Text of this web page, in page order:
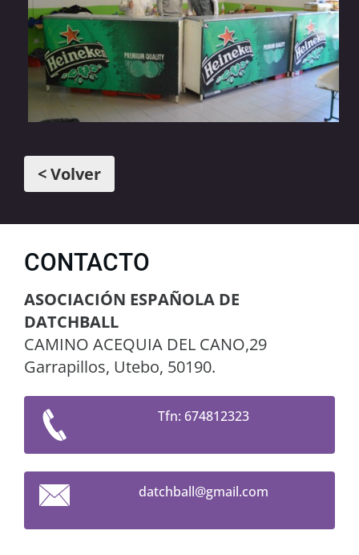
< Volver
CONTACTO
ASOCIACIÓN ESPAÑOLA DE
DATCHBALL
CAMINO ACEQUIA DEL CANO,29
Garrapillos, Utebo, 50190.
Tfn: 674812323
datchball@gmail.com